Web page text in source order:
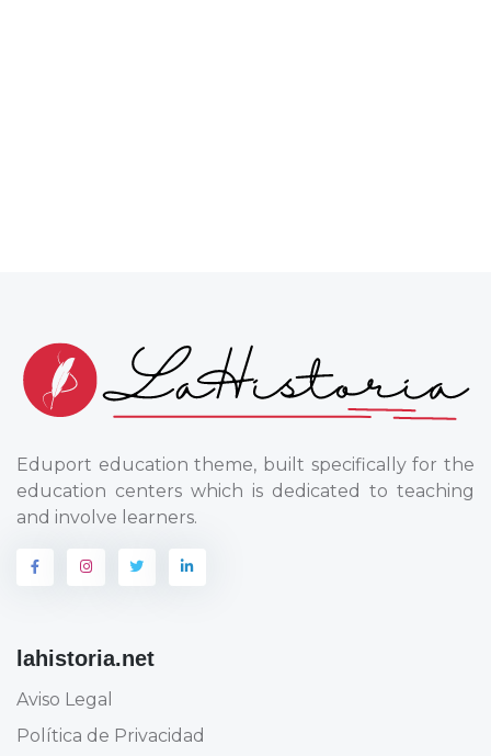
Eduport education theme, built specifically for the
education centers which is dedicated to teaching
and involve learners.
lahistoria.net
Aviso Legal
Política de Privacidad